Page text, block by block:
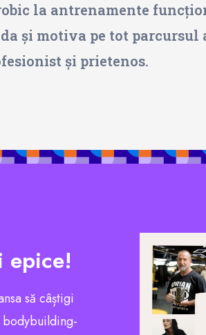
la antrenamente
și motiva pe tot
și prietenos.
epice!
să câștigi